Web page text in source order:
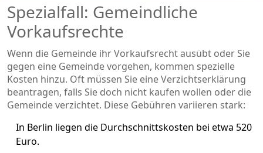
Spezialfall: Gemeindliche
Vorkaufsrechte
Wenn die Gemeinde ihr Vorkaufsrecht ausübt oder Sie
gegen eine Gemeinde vorgehen, kommen spezielle
Kosten hinzu. Oft müssen Sie eine Verzichtserklärung
beantragen, falls Sie doch nicht kaufen wollen oder die
Gemeinde verzichtet. Diese Gebühren variieren stark:
In Berlin liegen die Durchschnittskosten bei etwa 520
Euro.